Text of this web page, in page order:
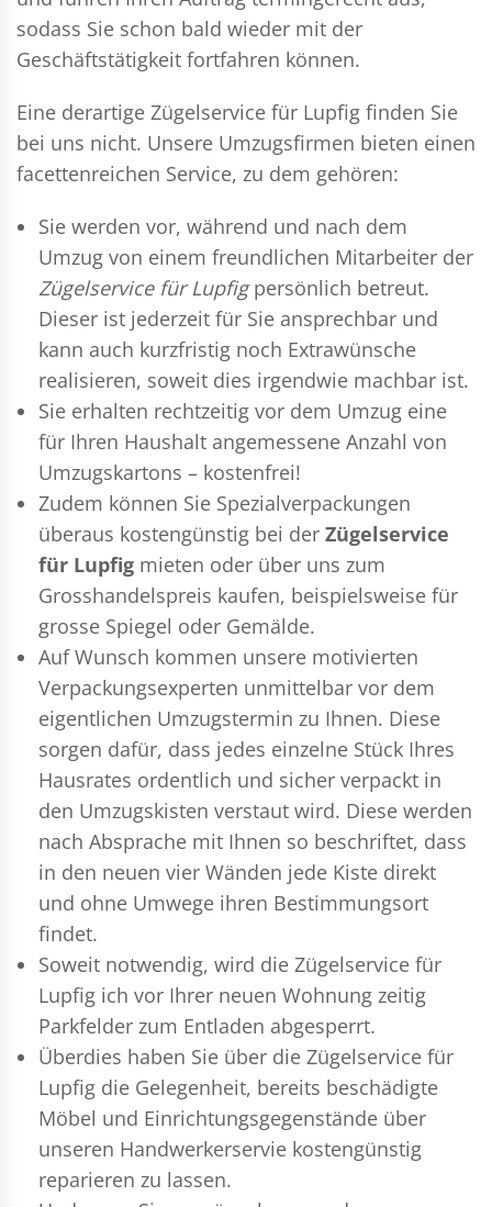
sodass Sie schon bald wieder mit der
Geschäftstätigkeit fortfahren können.
Eine derartige Zügelservice für Lupfig finden Sie
bei uns nicht. Unsere Umzugsfirmen bieten einen
facettenreichen Service, zu dem gehören:
Sie werden vor, während und nach dem
Umzug von einem freundlichen Mitarbeiter der
Zügelservice für Lupfigpersönlich betreut.
Dieser ist jederzeit für Sie ansprechbar und
kann auch kurzfristig noch Extrawünsche
realisieren, soweit dies irgendwie machbar ist.
Sie erhalten rechtzeitig vor dem Umzug eine
für Ihren Haushalt angemessene Anzahl von
Umzugskartons – kostenfrei!
Zudem können Sie Spezialverpackungen
überaus kostengünstig bei der Zügelservice
für Lupfig mieten oder über uns zum
Grosshandelspreis kaufen, beispielsweise für
grosse Spiegel oder Gemälde.
Auf Wunsch kommen unsere motivierten
Verpackungsexperten unmittelbar vor dem
eigentlichen Umzugstermin zu Ihnen. Diese
sorgen dafür, dass jedes einzelne Stück Ihres
Hausrates ordentlich und sicher verpackt in
den Umzugskisten verstaut wird. Diese werden
nach Absprache mit Ihnen so beschriftet, dass
in den neuen vier Wänden jede Kiste direkt
und ohne Umwege ihren Bestimmungsort
findet.
Soweit notwendig, wird die Zügelservice für
Lupfig ich vor Ihrer neuen Wohnung zeitig
Parkfelder zum Entladen abgesperrt.
Überdies haben Sie über die Zügelservice für
Lupfig die Gelegenheit, bereits beschädigte
Möbel und Einrichtungsgegenstände über
unseren Handwerkerservie kostengünstig
reparieren zu lassen.